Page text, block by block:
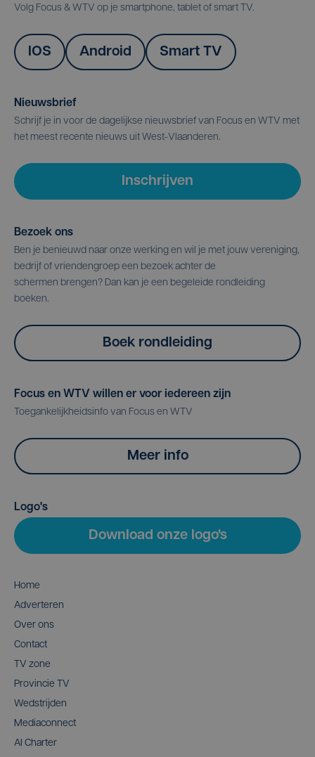
Volg Focus & WTV op je smartphone, tablet of smart TV.
IOS Android Smart TV
Nieuwsbrief
Schrijf je in voor de dagelijkse nieuwsbrief van Focus en WTV met
het meest recente nieuws uit West-Vlaanderen.
Inschrijven
Bezoek ons
Ben je benieuwd naar onze werking en wil je met jouw vereniging,
bedrijf of vriendengroep een bezoek achter de
schermen brengen? Dan kan je een begeleide rondleiding
boeken.
Boek rondleiding
Focus en WTV willen er voor iedereen zijn
Toegankelijkheidsinfo van Focus en WTV
Meer info
Logo's
Download onze logo's
Home
Adverteren
Over ons
Contact
TV zone
Provincie TV
Wedstrijden
Mediaconnect
AI Charter